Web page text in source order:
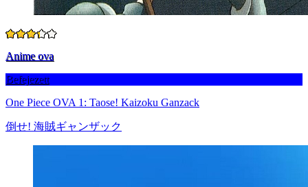
Anime ova
Befejezett
One Piece OVA 1: Taose! Kaizoku Ganzack
倒せ! 海賊ギャンザック